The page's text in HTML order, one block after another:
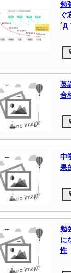
勉
ぐ
´Д
英
合
中
果
勉
に
性